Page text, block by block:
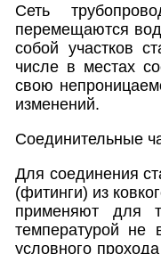
Сеть
перемещаются
собой участков
числе в местах
свою
изменений.
Соединительные
Для соединения
(фитинги) из
применяют для
температурой
условного